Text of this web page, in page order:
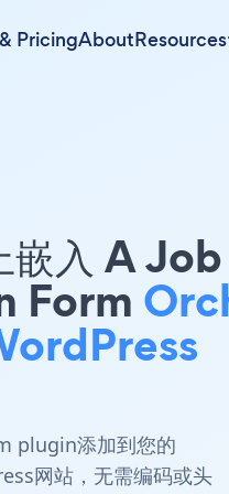
PricingAboutResources
嵌入 A Job
Form
plugin添加到您的
网站，无需编码或头